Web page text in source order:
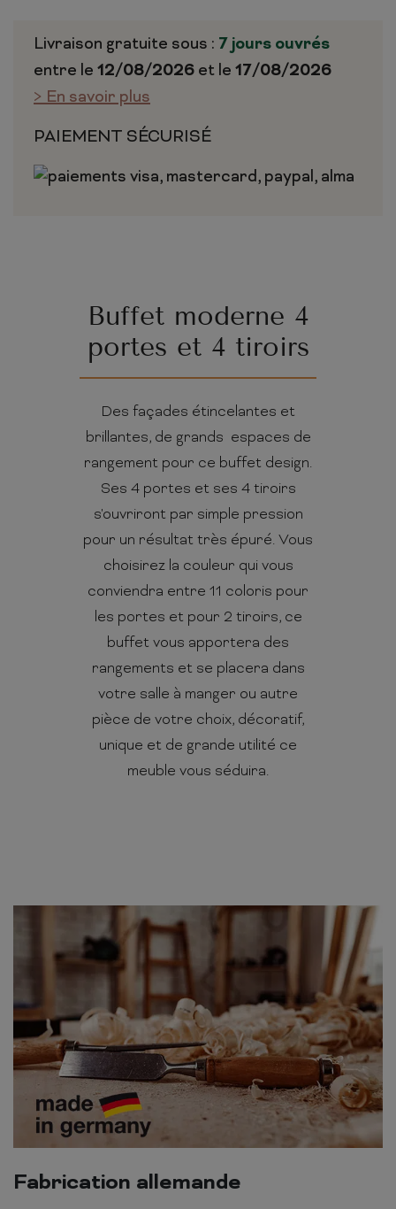
Livraison gratuite sous : 7 jours ouvrés
entre le 12/08/2026 et le 17/08/2026
> En savoir plus
PAIEMENT SÉCURISÉ
Buffet moderne 4
portes et 4 tiroirs
Des façades étincelantes et
brillantes, de grands espaces de
rangement pour ce buffet design.
Ses 4 portes et ses 4 tiroirs
s'ouvriront par simple pression
pour un résultat très épuré. Vous
choisirez la couleur qui vous
conviendra entre 11 coloris pour
les portes et pour 2 tiroirs, ce
buffet vous apportera des
rangements et se placera dans
votre salle à manger ou autre
pièce de votre choix, décoratif,
unique et de grande utilité ce
meuble vous séduira.
Fabrication allemande